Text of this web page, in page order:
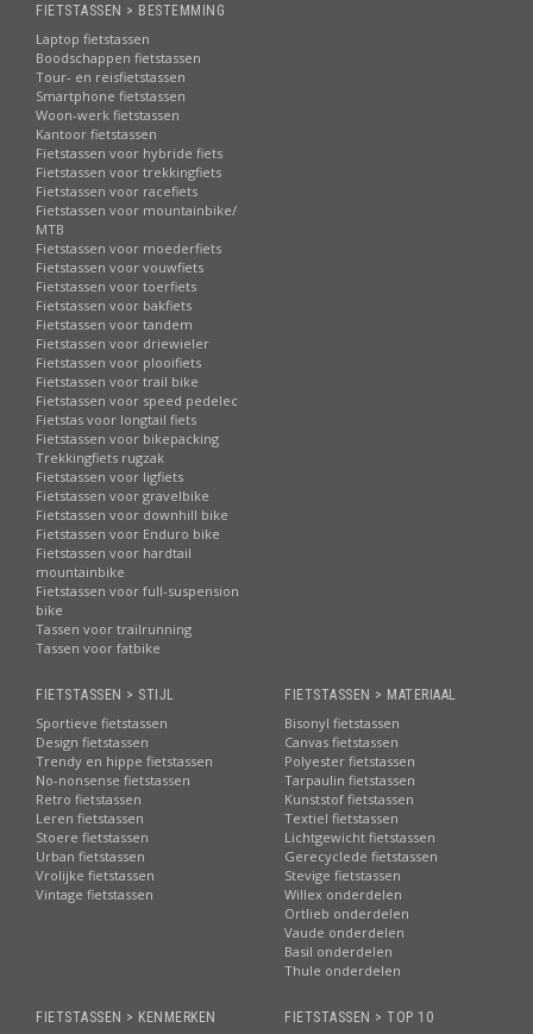
FIETSTASSEN > BESTEMMING
Laptop fietstassen
Boodschappen fietstassen
Tour- en reisfietstassen
Smartphone fietstassen
Woon-werk fietstassen
Kantoor fietstassen
Fietstassen voor hybride fiets
Fietstassen voor trekkingfiets
Fietstassen voor racefiets
Fietstassen voor mountainbike/
MTB
Fietstassen voor moederfiets
Fietstassen voor vouwfiets
Fietstassen voor toerfiets
Fietstassen voor bakfiets
Fietstassen voor tandem
Fietstassen voor driewieler
Fietstassen voor plooifiets
Fietstassen voor trail bike
Fietstassen voor speed pedelec
Fietstas voor longtail fiets
Fietstassen voor bikepacking
Trekkingfiets rugzak
Fietstassen voor ligfiets
Fietstassen voor gravelbike
Fietstassen voor downhill bike
Fietstassen voor Enduro bike
Fietstassen voor hardtail
mountainbike
Fietstassen voor full-suspension
bike
Tassen voor trailrunning
Tassen voor fatbike
FIETSTASSEN > STIJL
Sportieve fietstassen
Design fietstassen
Trendy en hippe fietstassen
No-nonsense fietstassen
Retro fietstassen
Leren fietstassen
Stoere fietstassen
Urban fietstassen
Vrolijke fietstassen
Vintage fietstassen
FIETSTASSEN > MATERIAAL
Bisonyl fietstassen
Canvas fietstassen
Polyester fietstassen
Tarpaulin fietstassen
Kunststof fietstassen
Textiel fietstassen
Lichtgewicht fietstassen
Gerecyclede fietstassen
Stevige fietstassen
Willex onderdelen
Ortlieb onderdelen
Vaude onderdelen
Basil onderdelen
Thule onderdelen
FIETSTASSEN > KENMERKEN
FIETSTASSEN > TOP 10